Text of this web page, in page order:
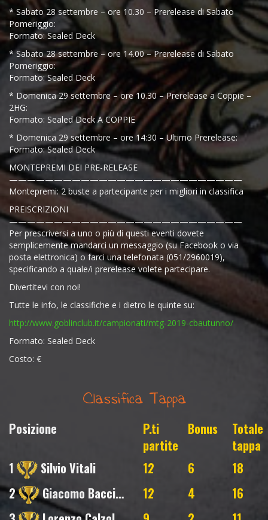
* Sabato 28 settembre – ore 10.30 – Prerelease di Sabato
Pomeriggio:
Formato: Sealed Deck
* Sabato 28 settembre – ore 14.00 – Prerelease di Sabato
Pomeriggio:
Formato: Sealed Deck
* Domenica 29 settembre – ore 10.30 – Prerelease a Coppie –
2HG:
Formato: Sealed Deck A COPPIE
* Domenica 29 settembre – ore 14:30 – Ultimo Prerelease:
Formato: Sealed Deck
MONTEPREMI DEI PRE-RELEASE
——————————————————————————
Montepremi: 2 buste a partecipante per i migliori in classifica
PREISCRIZIONI
——————————————————————————
Per prescriversi a uno o più di questi eventi dovete
semplicemente mandarci un messaggio (su Facebook o via
posta elettronica) o farci una telefonata (051/2960019),
specificando a quale/i prerelease volete partecipare.
Divertitevi con noi!
Tutte le info, le classifiche e i dietro le quinte su:
http://www.goblinclub.it/campionati/mtg-2019-cbautunno/
Formato: Sealed Deck
Costo: €
Classifica Tappa
Posizione
P.ti
partite
Bonus
Totale
tappa
1
Silvio Vitali 12 6
18
2
Giacomo Baccilieri 12 4
16